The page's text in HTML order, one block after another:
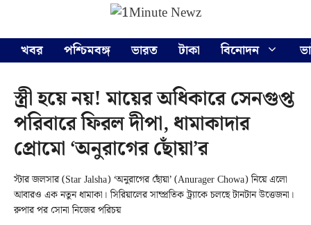
content
খবর
পশ্চিমবঙ্গ ভারত টাকা বিনোদন
স্ত্রী হয়ে নয়! মায়ের অধিকারে সেনগুপ্ত
পরিবারে ফিরল দীপা, ধামাকাদার
প্রোমো ‘অনুরাগের ছোঁয়া’র
স্টার জলসার (Star Jalsha) ‘অনুরাগের ছোঁয়া’ (Anurager Chowa) নিয়ে এলো
আবারও এক নতুন ধামাকা। সিরিয়ালের সাম্প্রতিক ট্র্যাকে চলছে টানটান উত্তেজনা।
রুপার পর সোনা নিজের পরিচয়